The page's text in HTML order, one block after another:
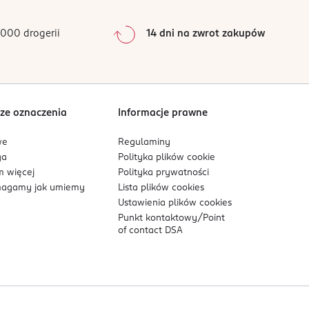
0%
Sortowanie wgdata: od najnowszej
drogerii 14 dni na zwrot zakupów
oznaczenia
więcej
jak umiemy
Informacje prawne
Regulaminy
Polityka plikówcookie
Polityka prywatności
Lista plikówcookies
Ustawienia plikówcookies
Punkt kontaktowy/ Point
of contact DSA